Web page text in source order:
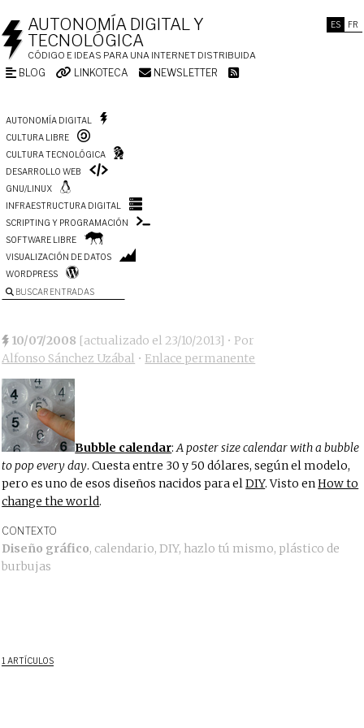
ES FR
AUTONOMÍA DIGITAL Y
TECNOLÓGICA
CÓDIGO E IDEAS PARA UNA INTERNET DISTRIBUIDA
BLOG LINKOTECA NEWSLETTER
AUTONOMÍA DIGITAL
CULTURA LIBRE
CULTURA TECNOLÓGICA
DESARROLLO WEB
GNU/LINUX
INFRAESTRUCTURA DIGITAL
SCRIPTING Y PROGRAMACIÓN
SOFTWARE LIBRE
VISUALIZACIÓN DE DATOS
WORDPRESS
BUSCAR ENTRADAS
10/07/2008 [actualizado el 23/10/2013] • Por
Alfonso Sánchez Uzábal • Enlace permanente
Bubble calendar:A poster size calendar with a bubble
to pop every day. Cuesta entre 30 y 50 dólares, según el modelo,
pero es uno de esos diseños nacidos para elDIY. Visto enHow to
change the world.
CONTEXTO
Diseño gráfico, calendario,DIY, hazlo tú mismo, plástico de
burbujas
1 ARTÍCULOS